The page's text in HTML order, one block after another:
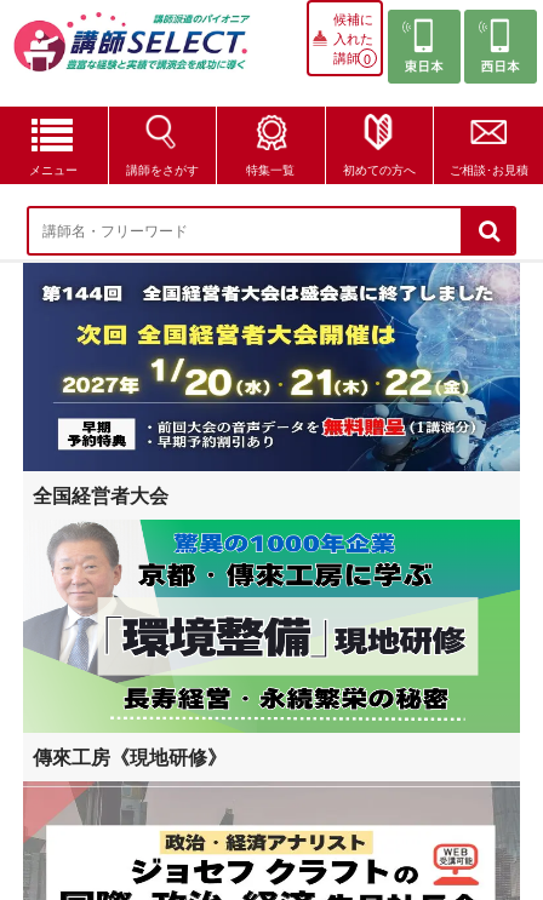
候補に
入れた
講師0
メニュー 講師をさがす 特集一覧 初めての方へ ご相談･お見積
講師をさがす
特集一覧
講師セレクトが選ばれる理由
ブログ・コラム
はじめての方へ
ご相談・お見積
全国経営者大会
傳來工房《現地研修》